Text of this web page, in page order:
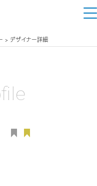
> デザイナー詳細